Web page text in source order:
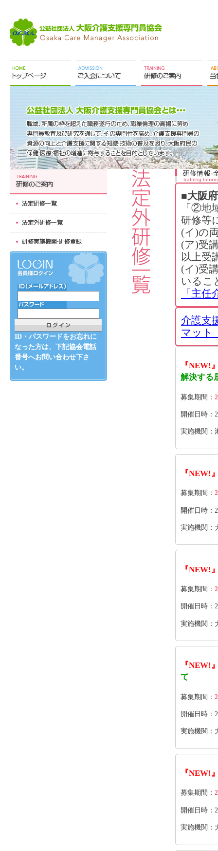
ID・パスワードをお忘れに
なった方は、下記協会電話
番号へお問い合わせ下さ
い。
■大阪
「②地
研修等
(イ)の
(ア)受
以上受
(イ)受
いるこ
「主
介護支
マット
『NEW!
解決する
募集期間：
開催日時：
実施機関：
『NEW!
募集期間：
開催日時：
実施機関：
『NEW!
募集期間：
開催日時：
実施機関：
『NEW!
て
募集期間：
開催日時：
実施機関：
『NEW!
募集期間：
開催日時：
実施機関：